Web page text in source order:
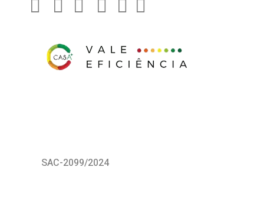
SAC-2099/2024